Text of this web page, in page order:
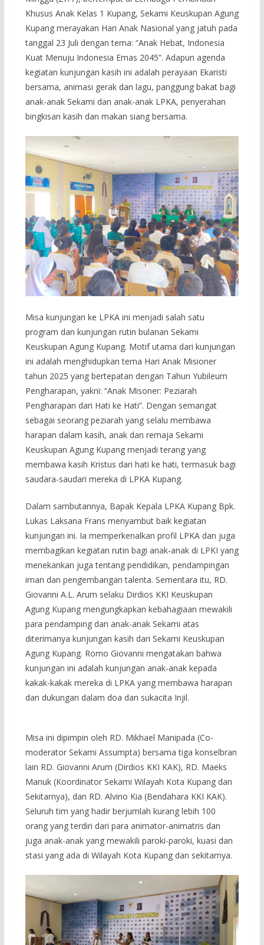
Khusus Anak Kelas 1 Kupang, Sekami Keuskupan Agung
Kupang merayakan Hari Anak Nasional yang jatuh pada
tanggal 23 Juli dengan tema: “Anak Hebat, Indonesia
Kuat Menuju Indonesia Emas 2045”. Adapun agenda
kegiatan kunjungan kasih ini adalah perayaan Ekaristi
bersama, animasi gerak dan lagu, panggung bakat bagi
anak-anak Sekami dan anak-anak LPKA, penyerahan
bingkisan kasih dan makan siang bersama.
Misa kunjungan ke LPKA ini menjadi salah satu
program dan kunjungan rutin bulanan Sekami
Keuskupan Agung Kupang. Motif utama dari kunjungan
ini adalah menghidupkan tema Hari Anak Misioner
tahun 2025 yang bertepatan dengan Tahun Yubileum
Pengharapan, yakni: “Anak Misoner: Peziarah
Pengharapan dari Hati ke Hati”. Dengan semangat
sebagai seorang peziarah yang selalu membawa
harapan dalam kasih, anak dan remaja Sekami
Keuskupan Agung Kupang menjadi terang yang
membawa kasih Kristus dari hati ke hati, termasuk bagi
saudara-saudari mereka di LPKA Kupang.
Dalam sambutannya, Bapak Kepala LPKA Kupang Bpk.
Lukas Laksana Frans menyambut baik kegiatan
kunjungan ini. Ia memperkenalkan profil LPKA dan juga
membagikan kegiatan rutin bagi anak-anak di LPKI yang
menekankan juga tentang pendidikan, pendampingan
iman dan pengembangan talenta. Sementara itu, RD.
Giovanni A.L. Arum selaku Dirdios KKI Keuskupan
Agung Kupang mengungkapkan kebahagiaan mewakili
para pendamping dan anak-anak Sekami atas
diterimanya kunjungan kasih dari Sekami Keuskupan
Agung Kupang. Romo Giovanni mengatakan bahwa
kunjungan ini adalah kunjungan anak-anak kepada
kakak-kakak mereka di LPKA yang membawa harapan
dan dukungan dalam doa dan sukacita Injil.
Misa ini dipimpin oleh RD. Mikhael Manipada (Co-
moderator Sekami Assumpta) bersama tiga konselbran
lain RD. Giovanni Arum (Dirdios KKI KAK), RD. Maeks
Manuk (Koordinator Sekami Wilayah Kota Kupang dan
Sekitarnya), dan RD. Alvino Kia (Bendahara KKI KAK).
Seluruh tim yang hadir berjumlah kurang lebih 100
orang yang terdiri dari para animator-animatris dan
juga anak-anak yang mewakili paroki-paroki, kuasi dan
stasi yang ada di Wilayah Kota Kupang dan sekitarnya.